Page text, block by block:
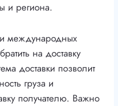
и региона.
международных
на доставку
доставки позволит
груза и
получателю. Важно